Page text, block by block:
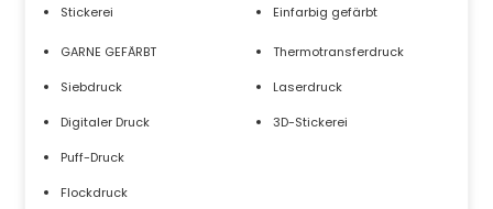
Stickerei
Einfarbig gefärbt
GARNE GEFÄRBT
Siebdruck
Digitaler Druck
Puff-Druck
Flockdruck
Thermotransferdruck
Laserdruck
3D-Stickerei